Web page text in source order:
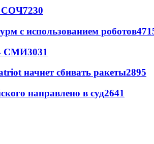
СОЧ7230
с использованием роботов
- СМИ3031
начнет сбивать ракеты2895
направлено в суд2641